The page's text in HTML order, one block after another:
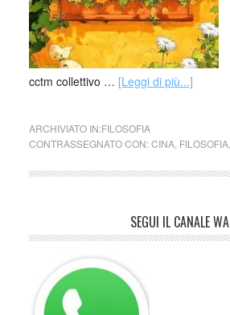
cctm collettivo … [Leggi di più...]
ARCHIVIATO IN:FILOSOFIA
CONTRASSEGNATO CON:CINA, FILOSOFIA,
SEGUI IL CANALE WA